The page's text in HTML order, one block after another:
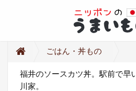
ごはん・丼もの
福井のソースカツ丼。駅前で早
川家。